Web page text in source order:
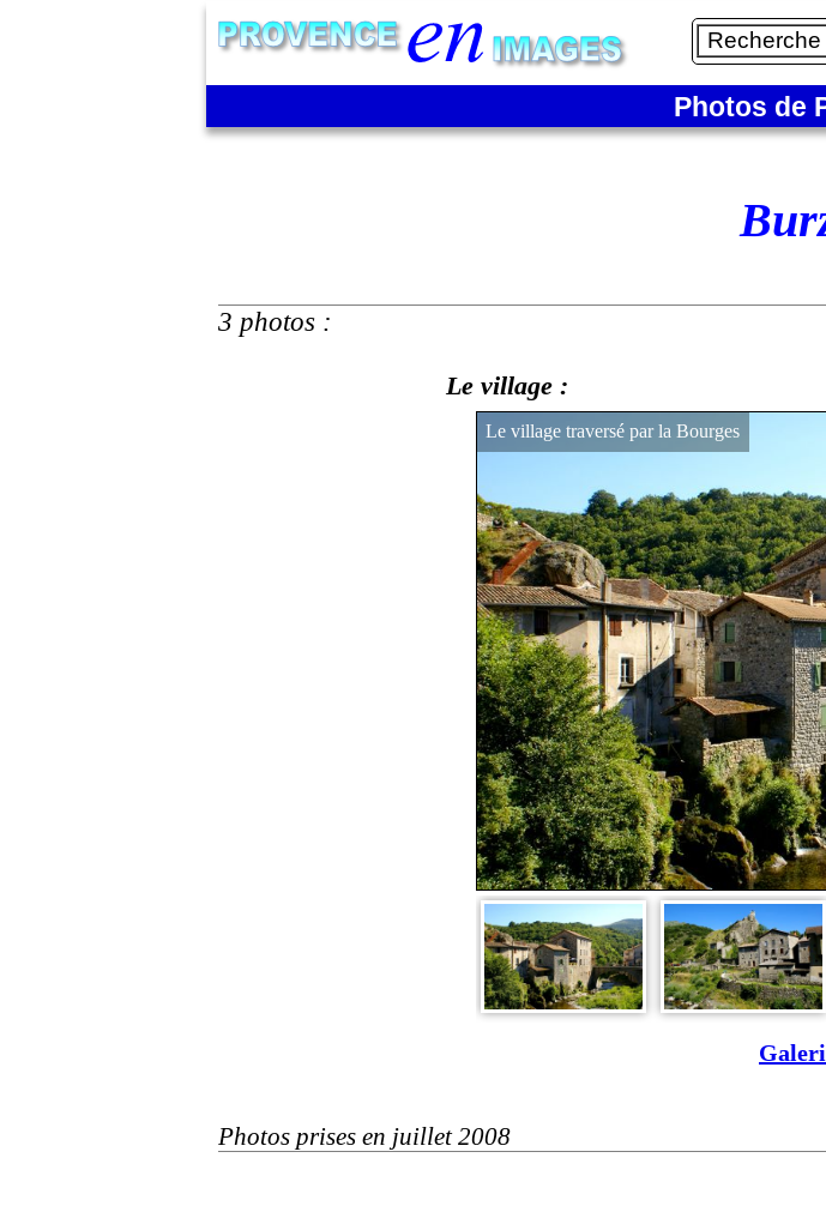
Photos de
3 photos :
Le village :
Le village traversé par la Bourges
Photos prises en juillet 2008